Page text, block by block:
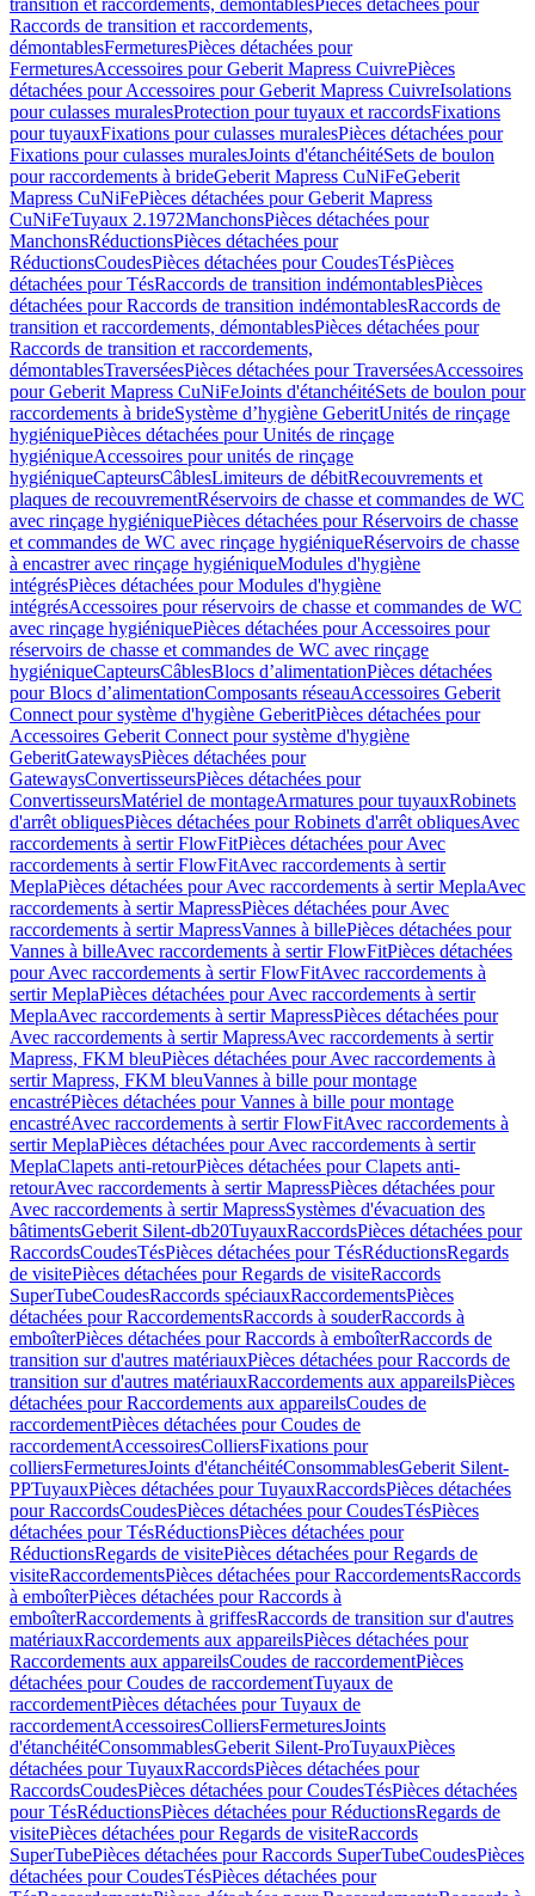
transition et raccordements, démontablesPièces détachées pour
Raccords de transition et raccordements,
démontablesFermeturesPièces détachées pour
FermeturesAccessoires pour Geberit Mapress CuivrePièces
détachées pour Accessoires pour Geberit Mapress CuivreIsolations
pour culasses muralesProtection pour tuyaux et raccordsFixations
pour tuyauxFixations pour culasses muralesPièces détachées pour
Fixations pour culasses muralesJoints d'étanchéitéSets de boulon
pour raccordements à brideGeberit Mapress CuNiFeGeberit
Mapress CuNiFePièces détachées pour Geberit Mapress
CuNiFeTuyaux 2.1972ManchonsPièces détachées pour
ManchonsRéductionsPièces détachées pour
RéductionsCoudesPièces détachées pour CoudesTésPièces
détachées pour TésRaccords de transition indémontablesPièces
détachées pour Raccords de transition indémontablesRaccords de
transition et raccordements, démontablesPièces détachées pour
Raccords de transition et raccordements,
démontablesTraverséesPièces détachées pour TraverséesAccessoires
pour Geberit Mapress CuNiFeJoints d'étanchéitéSets de boulon pour
raccordements à brideSystème d’hygiène GeberitUnités de rinçage
hygiéniquePièces détachées pour Unités de rinçage
hygiéniqueAccessoires pour unités de rinçage
hygiéniqueCapteursCâblesLimiteurs de débitRecouvrements et
plaques de recouvrementRéservoirs de chasse et commandes de WC
avec rinçage hygiéniquePièces détachées pour Réservoirs de chasse
et commandes de WC avec rinçage hygiéniqueRéservoirs de chasse
à encastrer avec rinçage hygiéniqueModules d'hygiène
intégrésPièces détachées pour Modules d'hygiène
intégrésAccessoires pour réservoirs de chasse et commandes de WC
avec rinçage hygiéniquePièces détachées pour Accessoires pour
réservoirs de chasse et commandes de WC avec rinçage
hygiéniqueCapteursCâblesBlocs d’alimentationPièces détachées
pour Blocs d’alimentationComposants réseauAccessoires Geberit
Connect pour système d'hygiène GeberitPièces détachées pour
Accessoires Geberit Connect pour système d'hygiène
GeberitGatewaysPièces détachées pour
GatewaysConvertisseursPièces détachées pour
ConvertisseursMatériel de montageArmatures pour tuyauxRobinets
d'arrêt obliquesPièces détachées pour Robinets d'arrêt obliquesAvec
raccordements à sertir FlowFitPièces détachées pour Avec
raccordements à sertir FlowFitAvec raccordements à sertir
MeplaPièces détachées pour Avec raccordements à sertir MeplaAvec
raccordements à sertir MapressPièces détachées pour Avec
raccordements à sertir MapressVannes à billePièces détachées pour
Vannes à billeAvec raccordements à sertir FlowFitPièces détachées
pour Avec raccordements à sertir FlowFitAvec raccordements à
sertir MeplaPièces détachées pour Avec raccordements à sertir
MeplaAvec raccordements à sertir MapressPièces détachées pour
Avec raccordements à sertir MapressAvec raccordements à sertir
Mapress, FKM bleuPièces détachées pour Avec raccordements à
sertir Mapress, FKM bleuVannes à bille pour montage
encastréPièces détachées pour Vannes à bille pour montage
encastréAvec raccordements à sertir FlowFitAvec raccordements à
sertir MeplaPièces détachées pour Avec raccordements à sertir
MeplaClapets anti-retourPièces détachées pour Clapets anti-
retourAvec raccordements à sertir MapressPièces détachées pour
Avec raccordements à sertir MapressSystèmes d'évacuation des
bâtimentsGeberit Silent-db20TuyauxRaccordsPièces détachées pour
RaccordsCoudesTésPièces détachées pour TésRéductionsRegards
de visitePièces détachées pour Regards de visiteRaccords
SuperTubeCoudesRaccords spéciauxRaccordementsPièces
détachées pour RaccordementsRaccords à souderRaccords à
emboîterPièces détachées pour Raccords à emboîterRaccords de
transition sur d'autres matériauxPièces détachées pour Raccords de
transition sur d'autres matériauxRaccordements aux appareilsPièces
détachées pour Raccordements aux appareilsCoudes de
raccordementPièces détachées pour Coudes de
raccordementAccessoiresColliersFixations pour
colliersFermeturesJoints d'étanchéitéConsommablesGeberit Silent-
PPTuyauxPièces détachées pour TuyauxRaccordsPièces détachées
pour RaccordsCoudesPièces détachées pour CoudesTésPièces
détachées pour TésRéductionsPièces détachées pour
RéductionsRegards de visitePièces détachées pour Regards de
visiteRaccordementsPièces détachées pour RaccordementsRaccords
à emboîterPièces détachées pour Raccords à
emboîterRaccordements à griffesRaccords de transition sur d'autres
matériauxRaccordements aux appareilsPièces détachées pour
Raccordements aux appareilsCoudes de raccordementPièces
détachées pour Coudes de raccordementTuyaux de
raccordementPièces détachées pour Tuyaux de
raccordementAccessoiresColliersFermeturesJoints
d'étanchéitéConsommablesGeberit Silent-ProTuyauxPièces
détachées pour TuyauxRaccordsPièces détachées pour
RaccordsCoudesPièces détachées pour CoudesTésPièces détachées
pour TésRéductionsPièces détachées pour RéductionsRegards de
visitePièces détachées pour Regards de visiteRaccords
SuperTubePièces détachées pour Raccords SuperTubeCoudesPièces
détachées pour CoudesTésPièces détachées pour